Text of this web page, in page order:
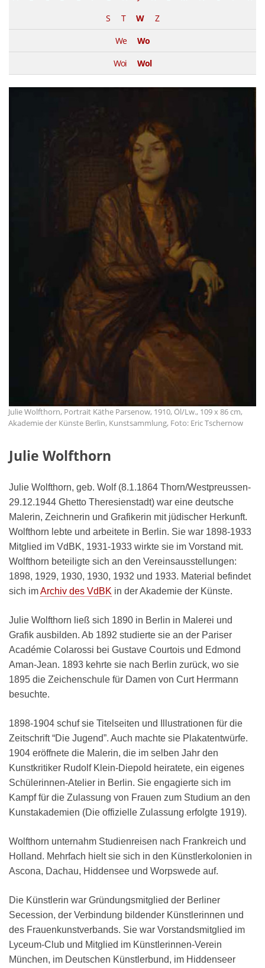
S
T W
Z
We
Wo
Woi
Wol
Julie Wolfthorn, Portrait Käthe Parsenow, 1910, Öl/Lw., 109 x 86 cm,
Akademie der Künste Berlin, Kunstsammlung, Foto: Eric Tschernow
Julie Wolfthorn
Julie Wolfthorn, geb. Wolf (8.1.1864 Thorn/Westpreussen-
29.12.1944 Ghetto Theresienstadt) war eine deutsche
Malerin, Zeichnerin und Grafikerin mit jüdischer Herkunft.
Wolfthorn lebte und arbeitete in Berlin. Sie war 1898-1933
Mitglied im VdBK, 1931-1933 wirkte sie im Vorstand mit.
Wolfthorn beteiligte sich an den Vereinsausstellungen:
1898, 1929, 1930, 1930, 1932 und 1933. Material befindet
sich imArchiv des VdBK in der Akademie der Künste.
Julie Wolfthorn ließ sich 1890 in Berlin in Malerei und
Grafik ausbilden. Ab 1892 studierte sie an der Pariser
Académie Colarossi bei Gustave Courtois und Edmond
Aman-Jean. 1893 kehrte sie nach Berlin zurück, wo sie
1895 die Zeichenschule für Damen von Curt Herrmann
besuchte.
1898-1904 schuf sie Titelseiten und Illustrationen für die
Zeitschrift “Die Jugend”. Auch machte sie Plakatentwürfe.
1904 eröffnete die Malerin, die im selben Jahr den
Kunstkritiker Rudolf Klein-Diepold heiratete, ein eigenes
Schülerinnen-Atelier in Berlin. Sie engagierte sich im
Kampf für die Zulassung von Frauen zum Studium an den
Kunstakademien (Die offizielle Zulassung erfolgte 1919).
Wolfthorn unternahm Studienreisen nach Frankreich und
Holland. Mehrfach hielt sie sich in den Künstlerkolonien in
Ascona, Dachau, Hiddensee und Worpswede auf.
Die Künstlerin war Gründungsmitglied der Berliner
Secession, der Verbindung bildender Künstlerinnen und
des Frauenkunstverbands. Sie war Vorstandsmitglied im
Lyceum-Club und Mitglied im Künstlerinnen-Verein
München, im Deutschen Künstlerbund, im Hiddenseer